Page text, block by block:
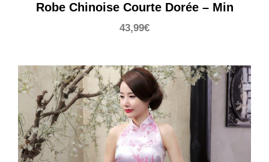
Robe Chinoise Courte Dorée – Min
43,99€